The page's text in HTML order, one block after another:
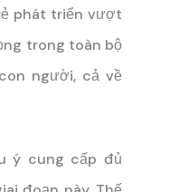
phát triển vượt
trong toàn bộ
người, cả về
ý cung cấp đủ